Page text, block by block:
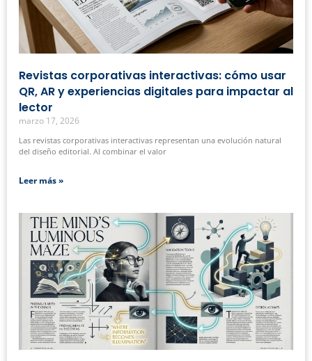
Revistas corporativas interactivas: cómo usar
QR, AR y experiencias digitales para impactar al
lector
marzo 17, 2026
Las revistas corporativas interactivas representan una evolución natural
del diseño editorial. Al combinar el valor
Leer más »